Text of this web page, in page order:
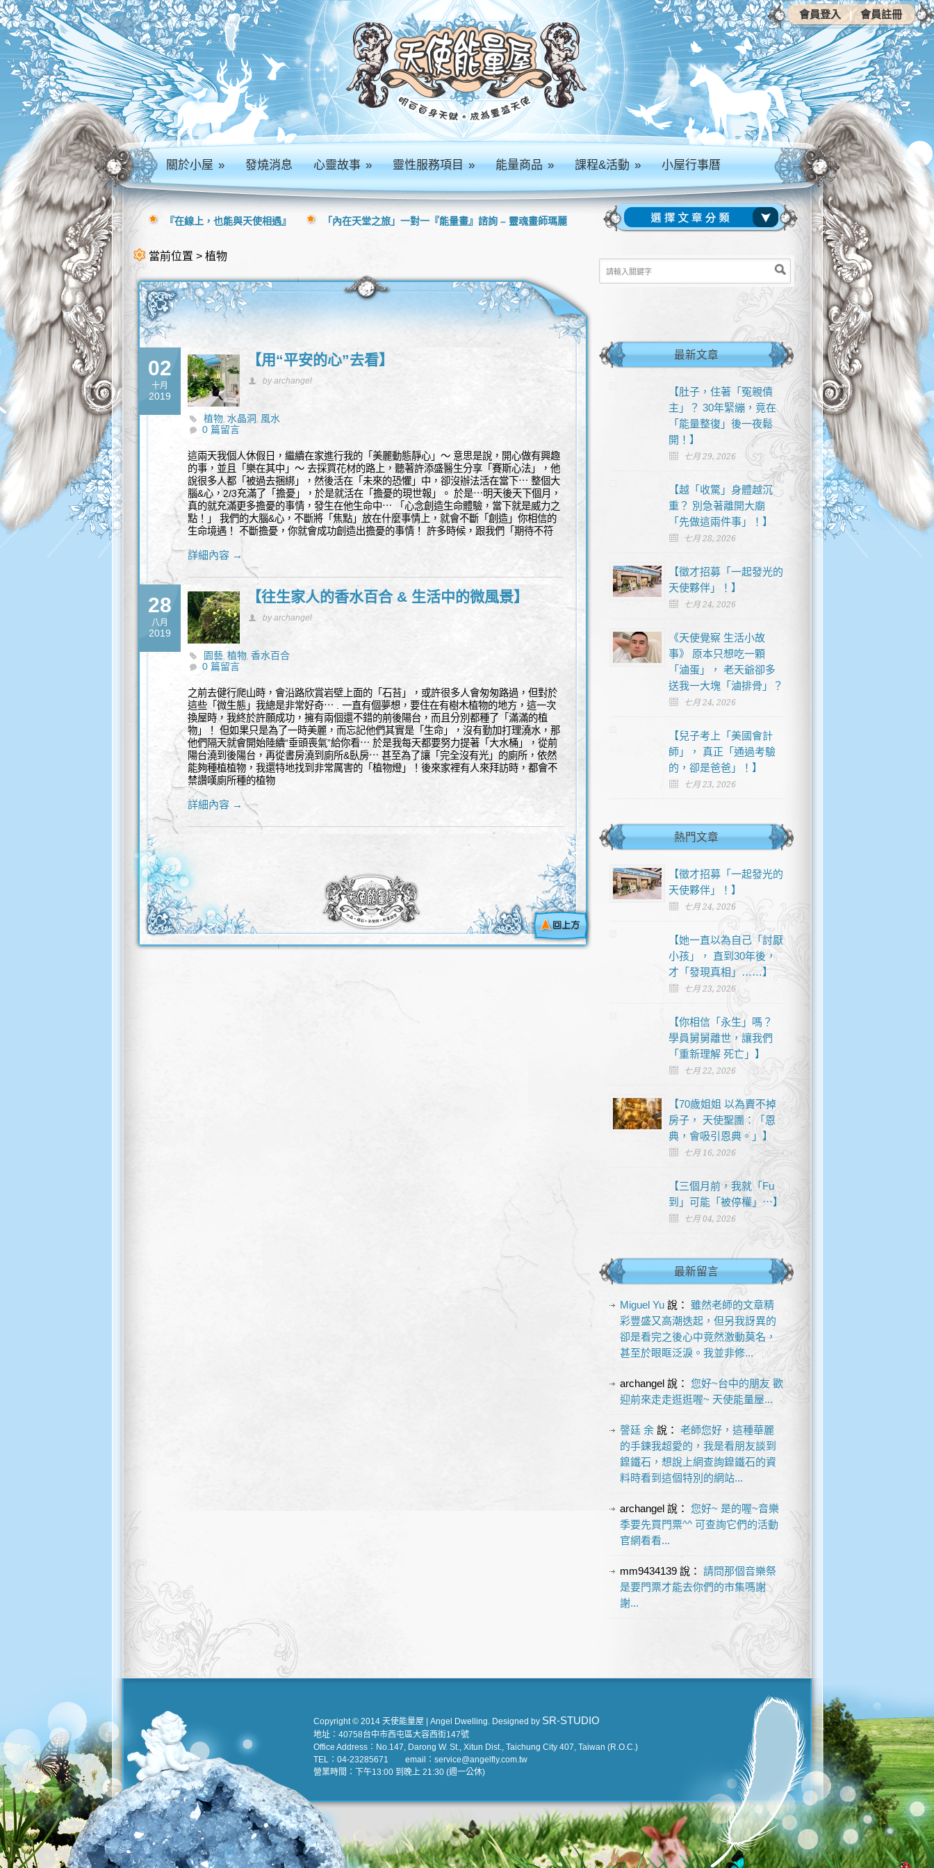
關於小屋» 發燒消息 心靈故事» 靈性服務項目» 能量商品» 課程&活動» 小屋行事曆
當前位置 > 植物
02
十月
2019
【用“平安的心”去看】
by archangel
植物, 水晶洞, 風水
0 篇留言
這兩天我個人休假日，繼續在家進行我的「美麗動態靜心」～ 意思是說，開心做有興趣
的事，並且「樂在其中」～ 去採買花材的路上，聽著許添盛醫生分享「賽斯心法」，他
說很多人都「被過去捆綁」，然後活在「未來的恐懼」中，卻沒辦法活在當下⋯ 整個大
腦&心，2/3充滿了「擔憂」，於是就活在「擔憂的現世報」。 於是⋯明天後天下個月，
真的就充滿更多擔憂的事情，發生在他生命中⋯ 「心念創造生命體驗，當下就是威力之
點！」 我們的大腦&心，不斷將「焦點」放在什麼事情上，就會不斷「創造」你相信的
生命境遇！ 不斷擔憂，你就會成功創造出擔憂的事情！ 許多時候，跟我們「期待不符
詳細內容 →
28
八月
2019
【往生家人的香水百合 & 生活中的微風景】
by archangel
園藝, 植物, 香水百合
0 篇留言
之前去健行爬山時，會沿路欣賞岩壁上面的「石苔」，或許很多人會匆匆路過，但對於
這些「微生態」我總是非常好奇⋯ . 一直有個夢想，要住在有樹木植物的地方，這一次
換屋時，我終於許願成功，擁有兩個還不錯的前後陽台，而且分別都種了「滿滿的植
物」！ 但如果只是為了一時美麗，而忘記他們其實是「生命」，沒有勤加打理澆水，那
他們隔天就會開始陸續“垂頭喪氣”給你看⋯ 於是我每天都要努力提著「大水桶」，從前
陽台澆到後陽台，再從書房澆到廁所&臥房⋯ 甚至為了讓「完全沒有光」的廁所，依然
能夠種植植物，我還特地找到非常厲害的「植物燈」！後來家裡有人來拜訪時，都會不
禁讚嘆廁所種的植物
詳細內容 →
最新文章
【肚子，住著「冤親債
主」？ 30年緊繃，竟在
「能量整復」後一夜鬆
開！】
七月 29, 2026
【越「收驚」身體越沉
重？ 別急著離開大廟
「先做這兩件事」！】
七月 28, 2026
【徵才招募「一起發光的
天使夥伴」！】
七月 24, 2026
《天使覺察 生活小故
事》 原本只想吃一顆
「滷蛋」， 老天爺卻多
送我一大塊「滷排骨」？
七月 24, 2026
【兒子考上「美國會計
師」， 真正「通過考驗
的，卻是爸爸」！】
七月 23, 2026
熱門文章
【徵才招募「一起發光的
天使夥伴」！】
七月 24, 2026
【她一直以為自己「討厭
小孩」， 直到30年後，
才「發現真相」……】
七月 23, 2026
【你相信「永生」嗎？
學員舅舅離世，讓我們
「重新理解 死亡」】
七月 22, 2026
【70歲姐姐 以為賣不掉
房子， 天使聖團：「恩
典，會吸引恩典。」】
七月 16, 2026
【三個月前，我就「Fu
到」可能「被停權」⋯】
七月 04, 2026
最新留言
Miguel Yu說： 雖然老師的文章精
彩豐盛又高潮迭起，但另我訝異的
卻是看完之後心中竟然激動莫名，
甚至於眼眶泛淚。我並非修...
archangel說： 您好~台中的朋友 歡
迎前來走走逛逛喔~ 天使能量屋...
謦廷 余說： 老師您好，這種華麗
的手鍊我超愛的，我是看朋友談到
鎳鐵石，想說上網查詢鎳鐵石的資
料時看到這個特別的網站...
archangel說： 您好~ 是的喔~音樂
季要先買門票^^ 可查詢它們的活動
官網看看...
mm9434139說： 請問那個音樂祭
是要門票才能去你們的市集嗎謝
謝...
『在線上，也能與天使相遇』 「內在天堂之旅」一對一『能量畫』諮詢 – 靈魂畫師瑪麗
Copyright © 2014 天使能量屋 | Angel Dwelling. Designed by SR-STUDIO
地址：40758台中市西屯區大容西街147號
Office Address：No.147, Darong W. St., Xitun Dist., Taichung City 407, Taiwan (R.O.C.)
TEL：04-23285671 email：service@angelfly.com.tw
營業時間：下午13:00 到晚上 21:30 (週一公休)
會員登入 | 會員註冊